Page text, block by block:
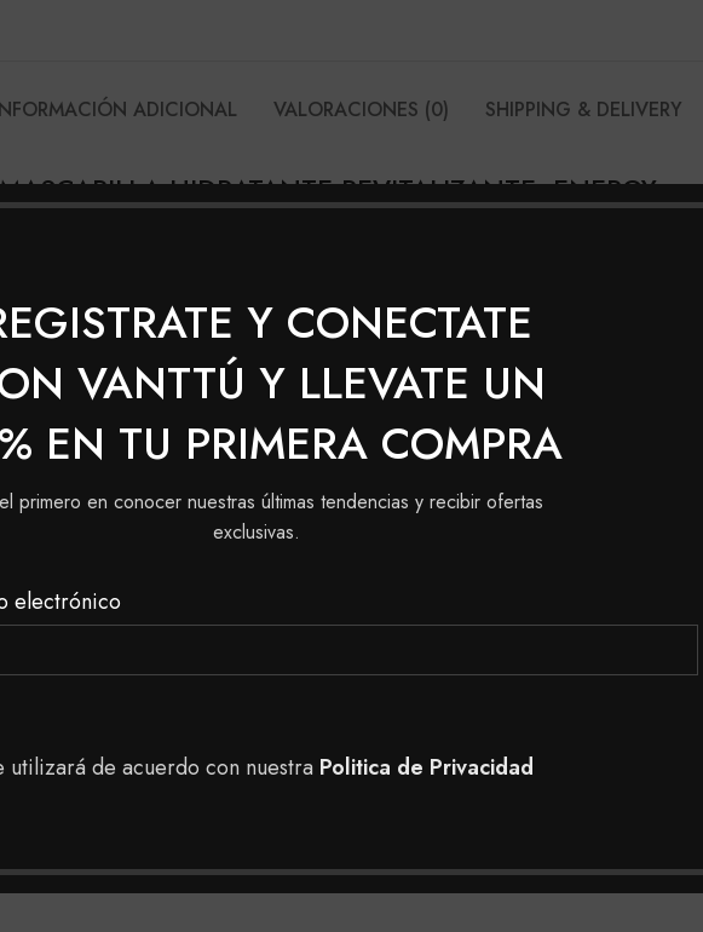
Y CONECTATE
VANTTÚ Y LLEVATE UN
EN TU PRIMERA COMPRA
primero en conocer nuestras últimas tendencias y recibir ofertas
exclusivas.
electrónico
utilizará de acuerdo con nuestra Politica de Privacidad
ADICIONAL VALORACIONES (0) SHIPPING & DELIVERY
HIDRATANTE REVITALIZANTE ENERGY
piloso evitando la perdida anormal del cabello, acelerando su
Energy, aplique una cantidad considerable de la Mascarilla
enjuagar con abúndate agua.
SOLD